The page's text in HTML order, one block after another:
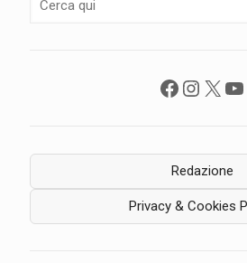
Facebook
X
Redazione
Privacy & Cookies